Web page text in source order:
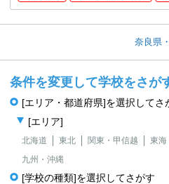
奈良県
条件を変更して学校をさが
[エリア・都道府県]を選択してさ
[エリア]
北海道 東北 関東・甲信越 東海
九州・沖縄
[学校の種類]を選択してさがす